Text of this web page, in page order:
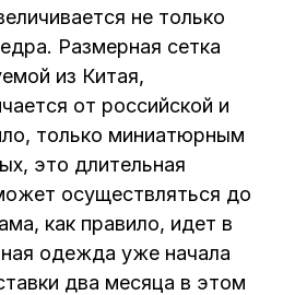
не только
Размерная сетка
из Китая,
от российской и
только миниатюрным
это длительная
осуществляться до
как правило, идет в
одежда уже начала
два месяца в этом